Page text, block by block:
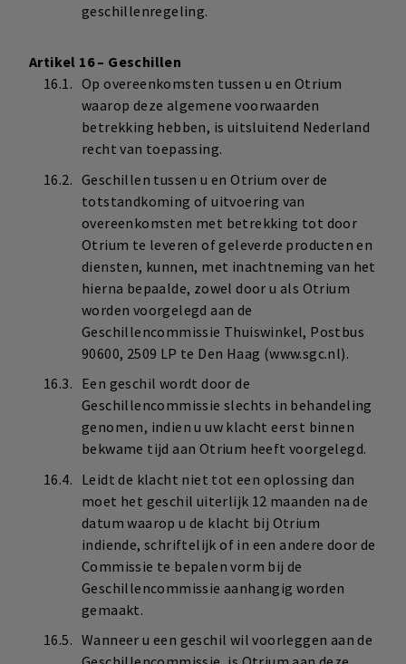
geschillenregeling.
Artikel 16 – Geschillen
Op overeenkomsten tussen u en Otrium
waarop deze algemene voorwaarden
betrekking hebben, is uitsluitend Nederland
recht van toepassing.
Geschillen tussen u en Otrium over de
totstandkoming of uitvoering van
overeenkomsten met betrekking tot door
Otrium te leveren of geleverde producten en
diensten, kunnen, met inachtneming van het
hierna bepaalde, zowel door u als Otrium
worden voorgelegd aan de
Geschillencommissie Thuiswinkel, Postbus
90600, 2509 LP te Den Haag (www.sgc.nl).
Een geschil wordt door de
Geschillencommissie slechts in behandeling
genomen, indien u uw klacht eerst binnen
bekwame tijd aan Otrium heeft voorgelegd.
Leidt de klacht niet tot een oplossing dan
moet het geschil uiterlijk 12 maanden na de
datum waarop u de klacht bij Otrium
indiende, schriftelijk of in een andere door de
Commissie te bepalen vorm bij de
Geschillencommissie aanhangig worden
gemaakt.
Wanneer u een geschil wil voorleggen aan de